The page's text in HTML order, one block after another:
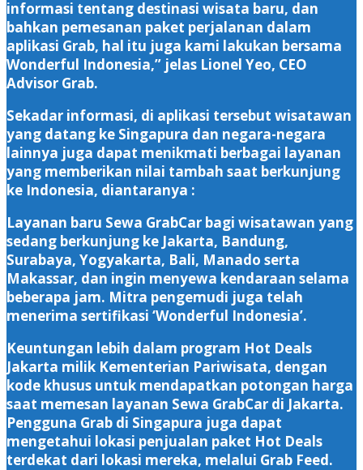
informasi tentang destinasi wisata baru, dan
bahkan pemesanan paket perjalanan dalam
aplikasi Grab, hal itu juga kami lakukan bersama
Wonderful Indonesia,” jelas Lionel Yeo, CEO
Advisor Grab.
Sekadar informasi, di aplikasi tersebut wisatawan
yang datang ke Singapura dan negara-negara
lainnya juga dapat menikmati berbagai layanan
yang memberikan nilai tambah saat berkunjung
ke Indonesia, diantaranya :
Layanan baru Sewa GrabCar bagi wisatawan yang
sedang berkunjung ke Jakarta, Bandung,
Surabaya, Yogyakarta, Bali, Manado serta
Makassar, dan ingin menyewa kendaraan selama
beberapa jam. Mitra pengemudi juga telah
menerima sertifikasi ‘Wonderful Indonesia’.
Keuntungan lebih dalam program Hot Deals
Jakarta milik Kementerian Pariwisata, dengan
kode khusus untuk mendapatkan potongan harga
saat memesan layanan Sewa GrabCar di Jakarta.
Pengguna Grab di Singapura juga dapat
mengetahui lokasi penjualan paket Hot Deals
terdekat dari lokasi mereka, melalui Grab Feed.